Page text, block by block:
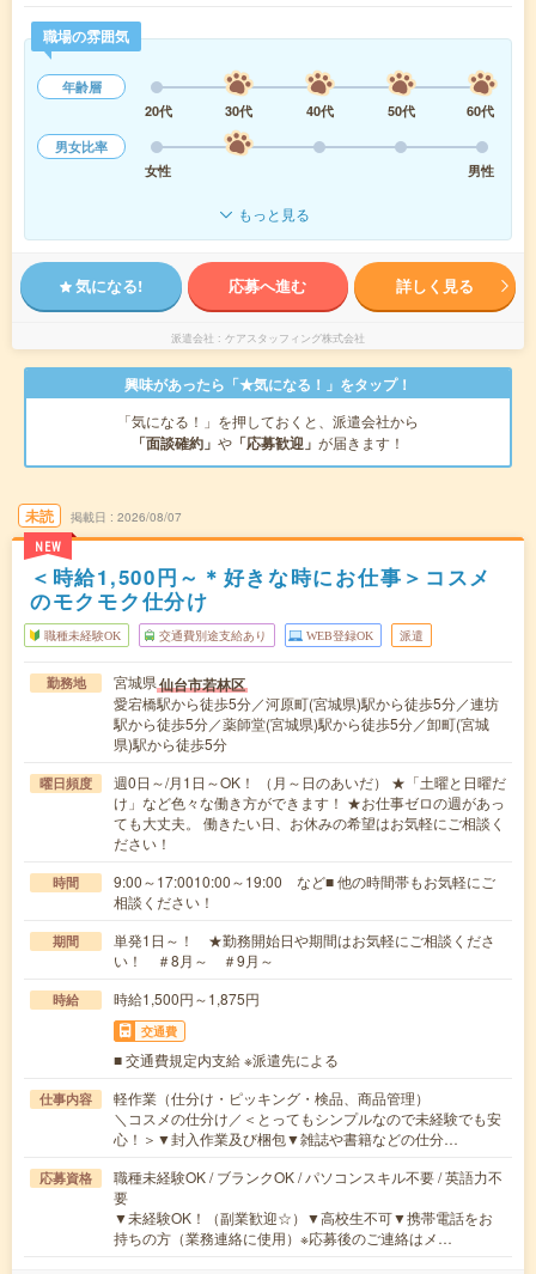
職場の雰囲気
年齢層
20代
30代 40代 50代
60代
男女比率
女性
男性
もっと見る
気になる! 応募へ進む 詳しく見る
派遣会社 ケアスタッフィング株式会社
興味があったら「★気になる！」をタップ！
「気になる！」を押しておくと、派遣会社から
「面談確約」 や 「応募歓迎」 が届きます！
未読
NEW
掲載日 2026/08/07
＜時給1,500円～＊好きな時にお仕事＞コスメ
のモクモク仕分け
職種未経験OK 交通費別途支給あり WEB登録OK 派遣
勤務地 宮城県仙台市若林区
愛宕橋駅から徒歩5分／河原町(宮城県)駅から徒歩5分／連坊
駅から徒歩5分／薬師堂(宮城県)駅から徒歩5分／卸町(宮城
県)駅から徒歩5分
曜日頻度
週0日～/月1日～OK！ （月～日のあいだ） ★「土曜と日曜だ
け」など色々な働き方ができます！ ★お仕事ゼロの週があっ
ても大丈夫。 働きたい日、お休みの希望はお気軽にご相談く
ださい！
時間
9:00～17:0010:00～19:00 など■ 他の時間帯もお気軽にご
相談ください！
期間
単発1日～！ ★勤務開始日や期間はお気軽にご相談くださ
い！ ＃8月～ ＃9月～
時給 時給1,500円～1,875円
交通費
■ 交通費規定内支給 ※派遣先による
仕事内容
軽作業（仕分け・ピッキング・検品、商品管理）
＼コスメの仕分け／＜とってもシンプルなので未経験でも安
心！＞▼封入作業及び梱包▼雑誌や書籍などの仕分…
応募資格
職種未経験OK / ブランクOK / パソコンスキル不要 / 英語力不
要
▼未経験OK！（副業歓迎☆）▼高校生不可▼携帯電話をお
持ちの方（業務連絡に使用）※応募後のご連絡はメ…